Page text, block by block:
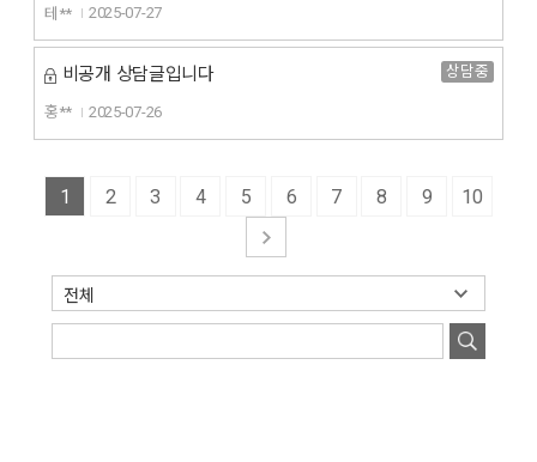
테** 2025-07-27
비공개 상담글입니다 상담중
홍** 2025-07-26
1 2 3 4 5 6 7 8 9 10